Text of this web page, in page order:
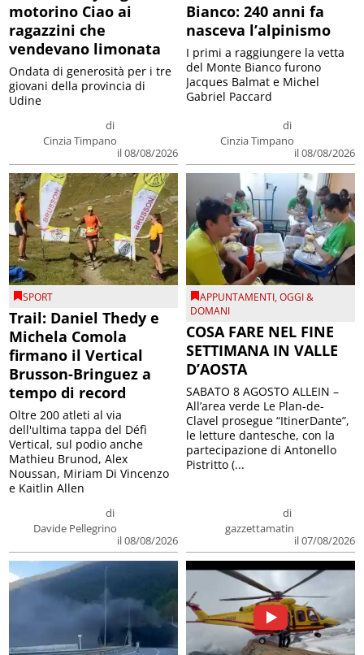
motorino Ciao ai
ragazzini che
vendevano limonata
di
Cinzia Timpano
il 08/08/2026
Ondata di generosità per i tre
giovani della provincia di
Udine
Bianco: 240 anni fa
nasceva l’alpinismo
di
Cinzia Timpano
il 08/08/2026
I primi a raggiungere la vetta
del Monte Bianco furono
Jacques Balmat e Michel
Gabriel Paccard
SPORT
Trail: Daniel Thedy e
Michela Comola
firmano il Vertical
Brusson-Bringuez a
tempo di record
di
Davide Pellegrino
il 08/08/2026
Oltre 200 atleti al via
dell'ultima tappa del Défì
Vertical, sul podio anche
Mathieu Brunod, Alex
Noussan, Miriam Di Vincenzo
e Kaitlin Allen
APPUNTAMENTI,OGGI &
DOMANI
COSA FARE NEL FINE
SETTIMANA IN VALLE
D’AOSTA
di
gazzettamatin
il 07/08/2026
SABATO 8 AGOSTO ALLEIN –
All’area verde Le Plan-de-
Clavel prosegue “ItinerDante”,
le letture dantesche, con la
partecipazione di Antonello
Pistritto (...